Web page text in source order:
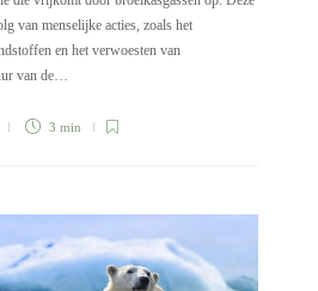
van menselijke acties, zoals het
en het verwoesten van
van de…
3 min